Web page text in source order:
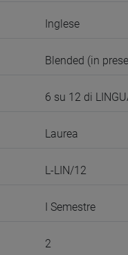
Inglese
Blended (in
6 su 12 di
Laurea
L-LIN/12
I Semestre
2